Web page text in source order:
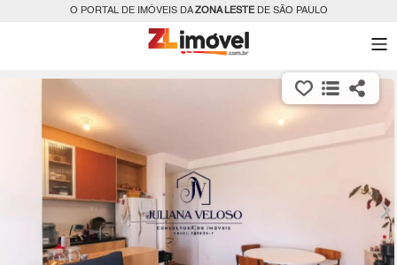
O PORTAL DE IMÓVEIS DAZONA LESTEDE SÃO PAULO